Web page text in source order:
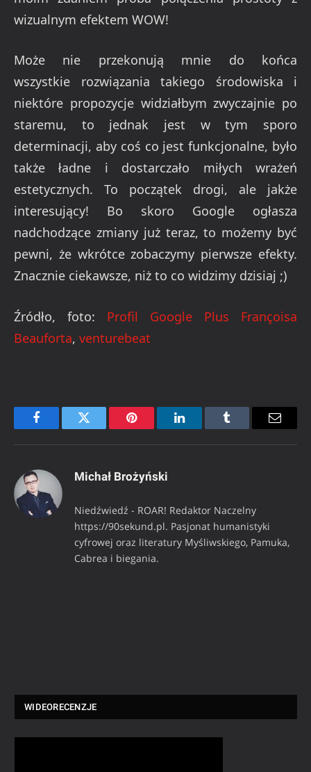
wizualnym efektem WOW!
Może nie przekonują mnie do końca
wszystkie rozwiązania takiego środowiska i
niektóre propozycje widziałbym zwyczajnie po
staremu, to jednak jest w tym sporo
determinacji, aby coś co jest funkcjonalne, było
także ładne i dostarczało miłych wrażeń
estetycznych. To początek drogi, ale jakże
interesujący! Bo skoro Google ogłasza
nadchodzące zmiany już teraz, to możemy być
pewni, że wkrótce zobaczymy pierwsze efekty.
Znacznie ciekawsze, niż to co widzimy dzisiaj ;)
Źródło, foto: Profil Google Plus Françoisa
Beauforta, venturebeat
FacebookTwitter Pinterest LinkedInTumblr Email
Michał Brożyński
Niedźwiedź - ROAR! Redaktor Naczelny
https://90sekund.pl. Pasjonat humanistyki
cyfrowej oraz literatury Myśliwskiego, Pamuka,
Cabrea i biegania.
WIDEORECENZJE